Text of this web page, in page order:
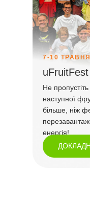
7-10
Не
наступної
більше, ніж
енергія!